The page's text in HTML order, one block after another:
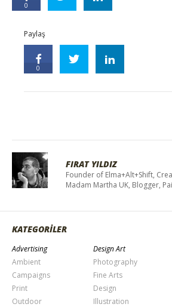
0
Paylaş
0
FIRAT YILDIZ
Founder of Elma+Alt+Shift,
Madam Martha UK, Blogger,
KATEGORİLER
Advertising
Ambient
Campaigns
Print
Outdoor
Design Art
Photography
Fine Arts
Design
Illustration